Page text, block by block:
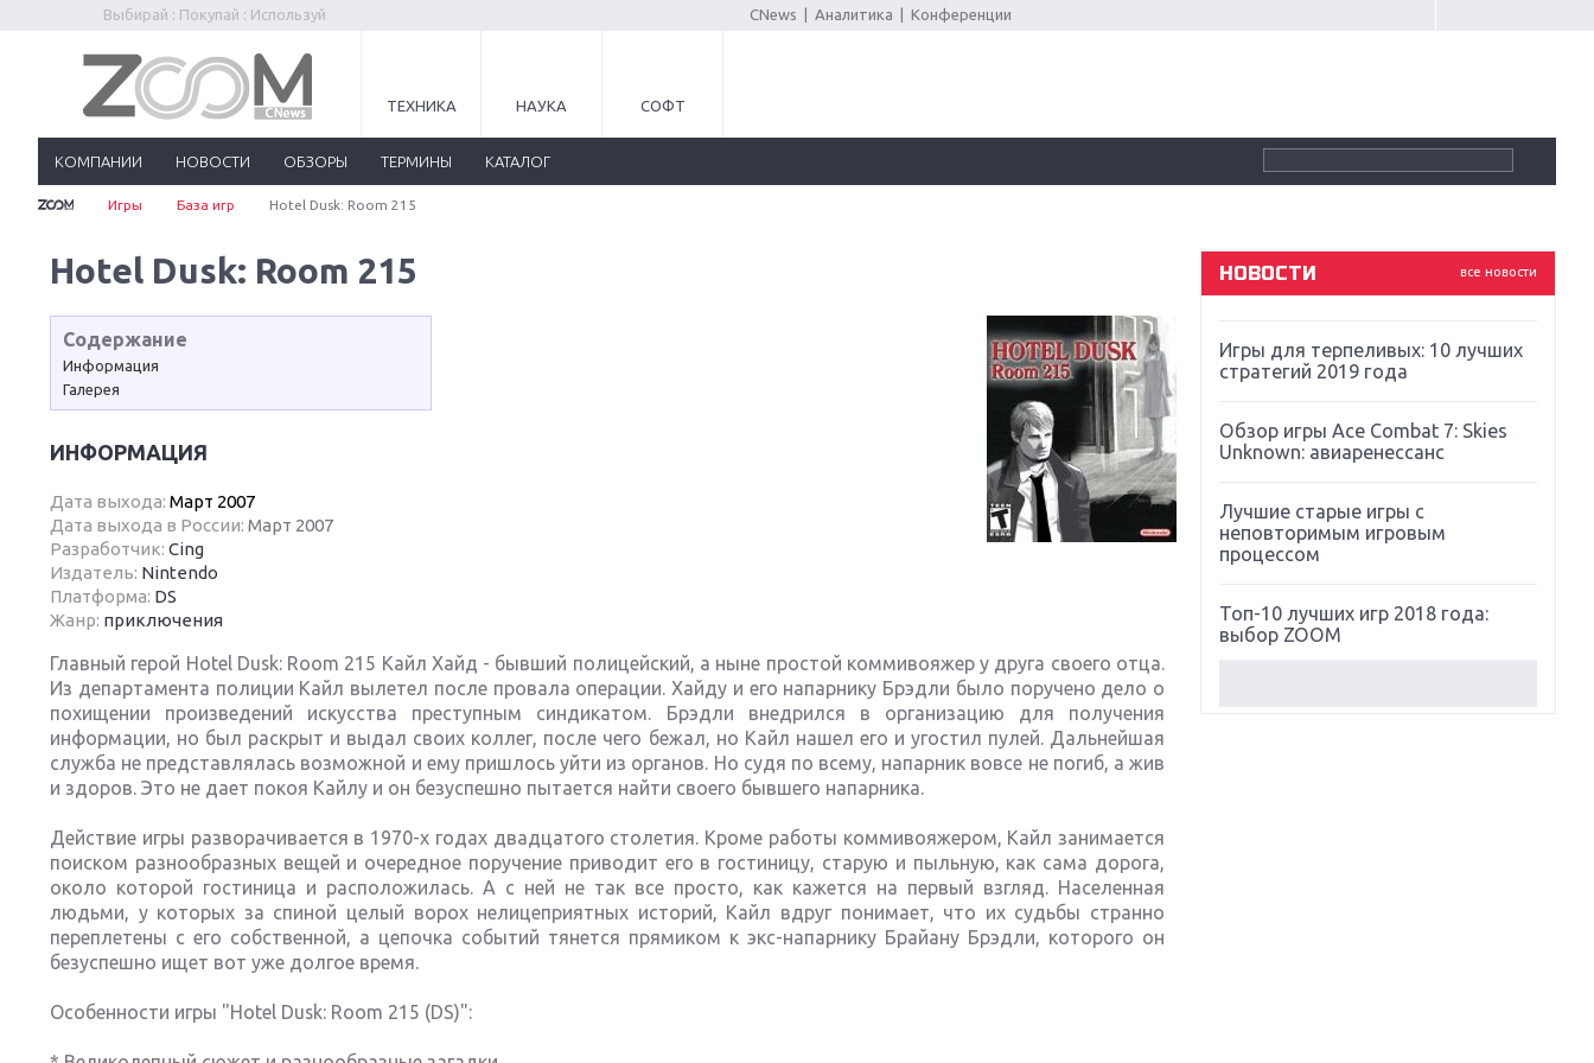
Выбирай : Покупай : Используй CNews Аналитика Конференции
ТЕХНИКА НАУКА СОФТ
КОМПАНИИ НОВОСТИ ОБЗОРЫ ТЕРМИНЫ КАТАЛОГ
Игры База игр Hotel Dusk: Room 215
Hotel Dusk: Room 215
Содержание
Информация
Галерея
ИНФОРМАЦИЯ
Дата выхода: Март 2007
Дата выхода в России: Март 2007
Разработчик: Cing
Издатель: Nintendo
Платформа: DS
Жанр: приключения
Главный герой Hotel Dusk: Room 215 Кайл Хайд - бывший полицейский, а ныне простой коммивояжер у друга своего отца.
Из департамента полиции Кайл вылетел после провала операции. Хайду и его напарнику Брэдли было поручено дело о
похищении произведений искусства преступным синдикатом. Брэдли внедрился в организацию для получения
информации, но был раскрыт и выдал своих коллег, после чего бежал, но Кайл нашел его и угостил пулей. Дальнейшая
служба не представлялась возможной и ему пришлось уйти из органов. Но судя по всему, напарник вовсе не погиб, а жив
и здоров. Это не дает покоя Кайлу и он безуспешно пытается найти своего бывшего напарника.
Действие игры разворачивается в 1970-х годах двадцатого столетия. Кроме работы коммивояжером, Кайл занимается
поиском разнообразных вещей и очередное поручение приводит его в гостиницу, старую и пыльную, как сама дорога,
около которой гостиница и расположилась. А с ней не так все просто, как кажется на первый взгляд. Населенная
людьми, у которых за спиной целый ворох нелицеприятных историй, Кайл вдруг понимает, что их судьбы странно
переплетены с его собственной, а цепочка событий тянется прямиком к экс-напарнику Брайану Брэдли, которого он
безуспешно ищет вот уже долгое время.
Особенности игры "Hotel Dusk: Room 215 (DS)":
все новости
НОВОСТИ
Souls
Far Cry 5: хвалить нельзя ругать
Игры для терпеливых: 10 лучших
стратегий 2019 года
Обзор игры Ace Combat 7: Skies
Unknown: авиаренессанс
Лучшие старые игры с
неповторимым игровым
процессом
Топ-10 лучших игр 2018 года:
выбор ZOOM
Next